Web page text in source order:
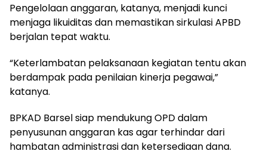
Pengelolaan anggaran, katanya, menjadi kunci
menjaga likuiditas dan memastikan sirkulasi APBD
berjalan tepat waktu.
“Keterlambatan pelaksanaan kegiatan tentu akan
berdampak pada penilaian kinerja pegawai,”
katanya.
BPKAD Barsel siap mendukung OPD dalam
penyusunan anggaran kas agar terhindar dari
hambatan administrasi dan ketersediaan dana.